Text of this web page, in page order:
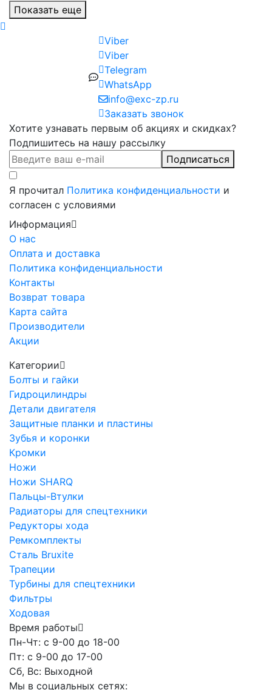
Показать еще
Viber
Viber
Telegram
WhatsApp
info@exc-zp.ru
Заказать звонок
Хотите узнавать первым об акциях и скидках?
Подпишитесь на нашу рассылку
Подписаться
Я прочитал Политика конфиденциальности и
согласен с условиями
Информация
О нас
Оплата и доставка
Политика конфиденциальности
Контакты
Возврат товара
Карта сайта
Производители
Акции
Категории
Болты и гайки
Гидроцилиндры
Детали двигателя
Защитные планки и пластины
Зубья и коронки
Кромки
Ножи
Ножи SHARQ
Пальцы-Втулки
Радиаторы для спецтехники
Редукторы хода
Ремкомплекты
Сталь Bruxite
Трапеции
Турбины для спецтехники
Фильтры
Ходовая
Время работы
Пн-Чт: с 9-00 до 18-00
Пт: с 9-00 до 17-00
Сб, Вс: Выходной
Мы в социальных сетях: